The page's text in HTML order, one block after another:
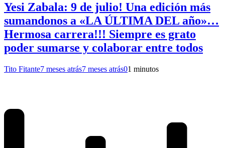
Yesi Zabala: 9 de julio! Una edición más
sumandonos a «LA ÚLTIMA DEL año»…
Hermosa carrera!!! Siempre es grato
poder sumarse y colaborar entre todos
Tito Fitante7 meses atrás7 meses atrás01 minutos